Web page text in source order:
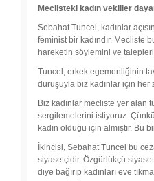
Meclisteki kadın vekiller
Sebahat Tuncel, kadınlar
feminist bir kadındır. Mecliste
hareketin söylemini ve
Tuncel, erkek egemenliğinin
duruşuyla biz kadınlar için her
Biz kadınlar mecliste yer alan
sergilemelerini istiyoruz.
kadın olduğu için almıştır. Bu
İkincisi, Sebahat Tuncel bu
siyasetçidir. Özgürlükçü
diye bağırıp kadınları eve